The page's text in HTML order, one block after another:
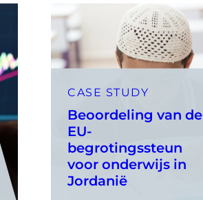
CASE STUDY
Beoordeling van de
EU-
begrotingssteun
voor onderwijs in
Jordanië